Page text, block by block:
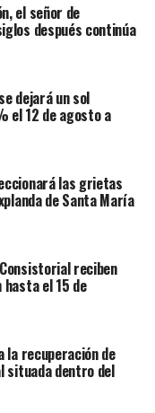
el señor de
después continúa
dejará un sol
el 12 de agosto a
las grietas
de Santa María
reciben
el 15 de
la recuperación de
situada dentro del